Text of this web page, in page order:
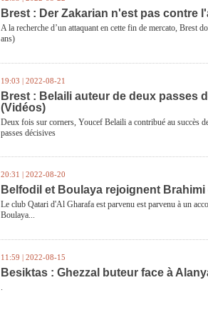
Brest : Der Zakarian n'est pas contre
A la recherche d’un attaquant en cette fin de mercato, Brest
ans)
19:03 | 2022-08-21
Brest : Belaili auteur de deux passes
(Vidéos)
Deux fois sur corners, Youcef Belaili a contribué au succès
passes décisives
20:31 | 2022-08-20
Belfodil et Boulaya rejoignent Brahimi
Le club Qatari d'Al Gharafa est parvenu est parvenu à un
Boulaya...
11:59 | 2022-08-15
Besiktas : Ghezzal buteur face à
.